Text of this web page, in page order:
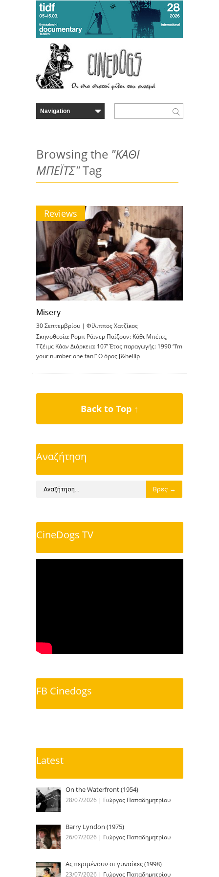
Browsing the "ΚΑΘΙ
ΜΠΕΪΤΣ"Tag
Reviews
Misery
30 Σεπτεμβρίου | Φίλιππος Χατζίκος
Σκηνοθεσία: Ρομπ Ράινερ Παίζουν: Κάθι Μπέιτς,
Τζέιμς Κάαν Διάρκεια: 107’ Έτος παραγωγής: 1990 “I’m
your number one fan!” Ο όρος [&hellip
Back to Top ↑
Αναζήτηση
CineDogs TV
FB Cinedogs
Latest
On the Waterfront (1954)
28/07/2026 | Γιώργος Παπαδημητρίου
Barry Lyndon (1975)
26/07/2026 | Γιώργος Παπαδημητρίου
Ας περιμένουν οι γυναίκες (1998)
23/07/2026 | Γιώργος Παπαδημητρίου